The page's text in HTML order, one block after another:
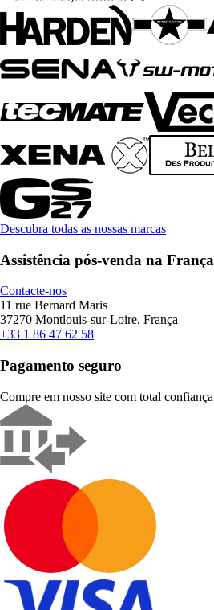
Descubra todas as nossas marcas
Assistência pós-venda na França
Contacte-nos
11 rue Bernard Maris
37270 Montlouis-sur-Loire, França
+33 1 86 47 62 58
Pagamento seguro
Compre em nosso site com total confiança